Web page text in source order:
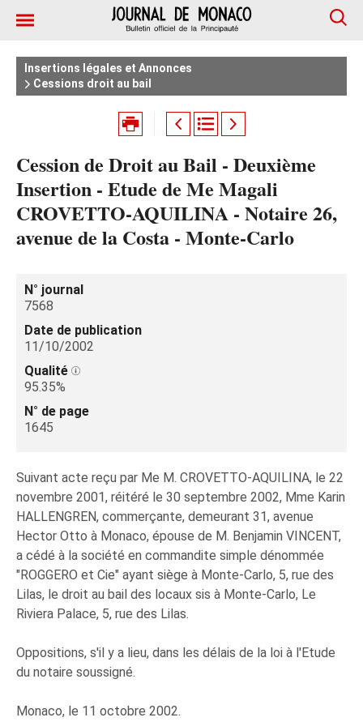
Insertions légales et Annonces
Cessions droit au bail
Cession de Droit au Bail - Deuxième
Insertion - Etude de Me Magali
CROVETTO-AQUILINA - Notaire 26,
avenue de la Costa - Monte-Carlo
N° journal
7568
Date de publication
11/10/2002
Qualité
95.35%
N° de page
1645
Suivant acte reçu par Me M. CROVETTO-AQUILINA, le 22
novembre 2001, réitéré le 30 septembre 2002, Mme Karin
HALLENGREN, commerçante, demeurant 31, avenue
Hector Otto à Monaco, épouse de M. Benjamin VINCENT,
a cédé à la société en commandite simple dénommée
"ROGGERO et Cie" ayant siège à Monte-Carlo, 5, rue des
Lilas, le droit au bail des locaux sis à Monte-Carlo, Le
Riviera Palace, 5, rue des Lilas.
Oppositions, s'il y a lieu, dans les délais de la loi à l'Etude
du notaire soussigné.
Monaco, le 11 octobre 2002.